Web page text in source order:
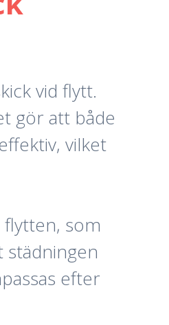
vid flytt.
gör att både
vilket
som
efter